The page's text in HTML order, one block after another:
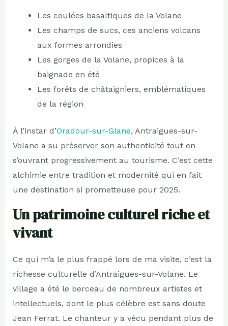
Les coulées basaltiques de la Volane
Les champs de sucs, ces anciens volcans
aux formes arrondies
Les gorges de la Volane, propices à la
baignade en été
Les forêts de châtaigniers, emblématiques
de la région
À l’instar d’Oradour-sur-Glane, Antraigues-sur-
Volane a su préserver son authenticité tout en
s’ouvrant progressivement au tourisme. C’est cette
alchimie entre tradition et modernité qui en fait
une destination si prometteuse pour 2025.
Un patrimoine culturel riche et
vivant
Ce qui m’a le plus frappé lors de ma visite, c’est la
richesse culturelle d’Antraigues-sur-Volane. Le
village a été le berceau de nombreux artistes et
intellectuels, dont le plus célèbre est sans doute
Jean Ferrat. Le chanteur y a vécu pendant plus de